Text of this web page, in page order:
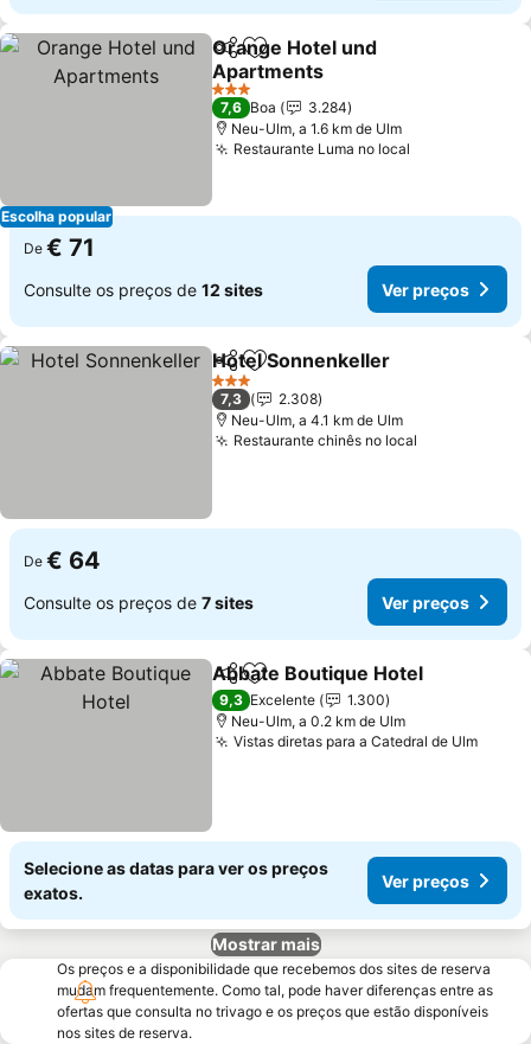
Escolha popular
PartilharAdicionar aos favoritos
Orange Hotel und
Apartments
3 Estrelas
7,6 Boa
3.284
Neu-Ulm, a 1.6 km de Ulm
Restaurante Luma no local
De € 71
Consulte os preços de 12 sites Ver preços
PartilharAdicionar aos favoritos
Hotel Sonnenkeller
3 Estrelas
7,3
2.308
Neu-Ulm, a 4.1 km de Ulm
Restaurante chinês no local
De € 64
Consulte os preços de 7 sites Ver preços
PartilharAdicionar aos favoritos
Abbate Boutique Hotel
9,3 Excelente
1.300
Neu-Ulm, a 0.2 km de Ulm
Vistas diretas para a Catedral de Ulm
Selecione as datas para ver os preços
exatos.
Ver preços
Mostrar mais
Os preços e a disponibilidade que recebemos dos sites de reserva
mudam frequentemente. Como tal, pode haver diferenças entre as
ofertas que consulta no trivago e os preços que estão disponíveis
nos sites de reserva.